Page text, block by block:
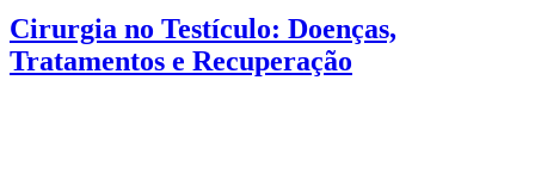
Cirurgia no Testículo: Doenças,
Tratamentos e Recuperação